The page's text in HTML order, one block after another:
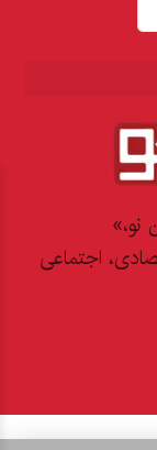
نو،»
اجتماعی